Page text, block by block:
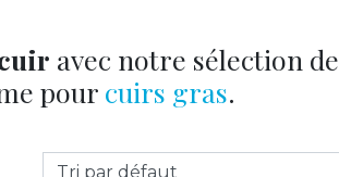
avec notre sélection de
pour cuirs gras.